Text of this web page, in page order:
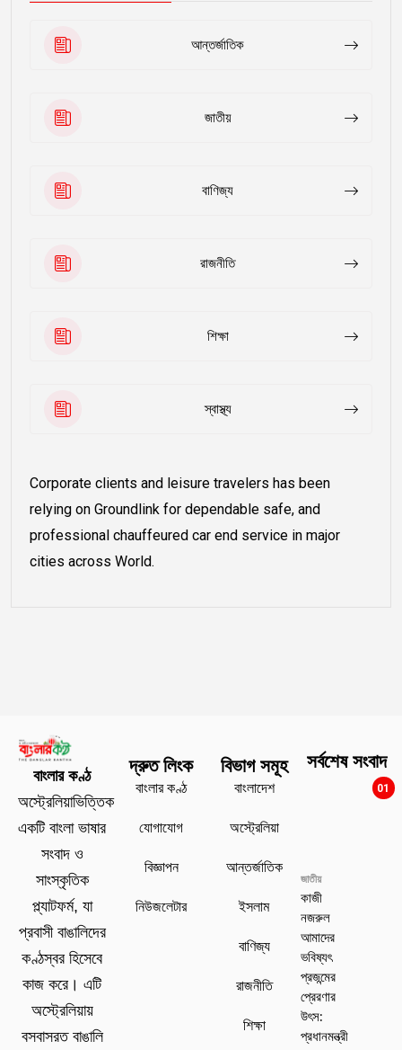
আন্তর্জাতিক
জাতীয়
বাণিজ্য
রাজনীতি
শিক্ষা
স্বাস্থ্য
Corporate clients and leisure travelers has been
relying on Groundlink for dependable safe, and
professional chauffeured car end service in major
cities across World.
বাংলার কণ্ঠ
অস্ট্রেলিয়াভিত্তিক
একটি বাংলা ভাষার
সংবাদ ও
সাংস্কৃতিক
প্ল্যাটফর্ম, যা
প্রবাসী বাঙালিদের
কণ্ঠস্বর হিসেবে
কাজ করে। এটি
অস্ট্রেলিয়ায়
বসবাসরত বাঙালি
দ্রুত লিংক
বাংলার কণ্ঠ
যোগাযোগ
বিজ্ঞাপন
নিউজলেটার
বিভাগ সমূহ
বাংলাদেশ
অস্ট্রেলিয়া
আন্তর্জাতিক
ইসলাম
বাণিজ্য
রাজনীতি
শিক্ষা
সর্বশেষ সংবাদ
01
জাতীয়
কাজী
নজরুল
আমাদের
ভবিষ্যৎ
প্রজন্মের
প্রেরণার
উৎস:
প্রধানমন্ত্রী